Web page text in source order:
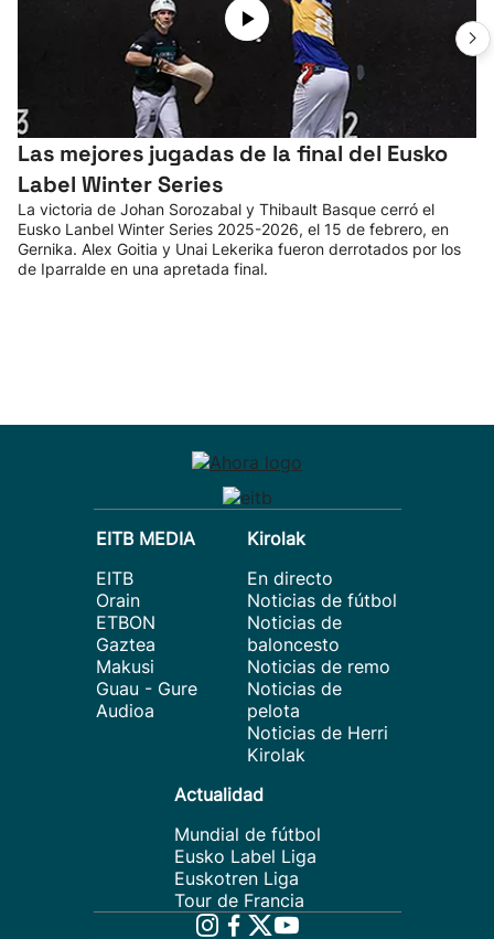
Las mejores jugadas de la final del Eusko
Label Winter Series
La victoria de Johan Sorozabal y Thibault Basque cerró el
Eusko Lanbel Winter Series 2025-2026, el 15 de febrero, en
Gernika. Alex Goitia y Unai Lekerika fueron derrotados por los
de Iparralde en una apretada final.
EITB MEDIA
EITB
Orain
ETBON
Gaztea
Makusi
Guau - Gure
Audioa
Kirolak
En directo
Noticias de fútbol
Noticias de
baloncesto
Noticias de remo
Noticias de
pelota
Noticias de Herri
Kirolak
Actualidad
Mundial de fútbol
Eusko Label Liga
Euskotren Liga
Tour de Francia